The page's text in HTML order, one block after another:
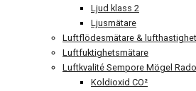
Ljud klass 2
Ljusmätare
Luftflödesmätare &
Luftfuktighetsmätare
Luftkvalité Sempore Mögel
Koldioxid CO²